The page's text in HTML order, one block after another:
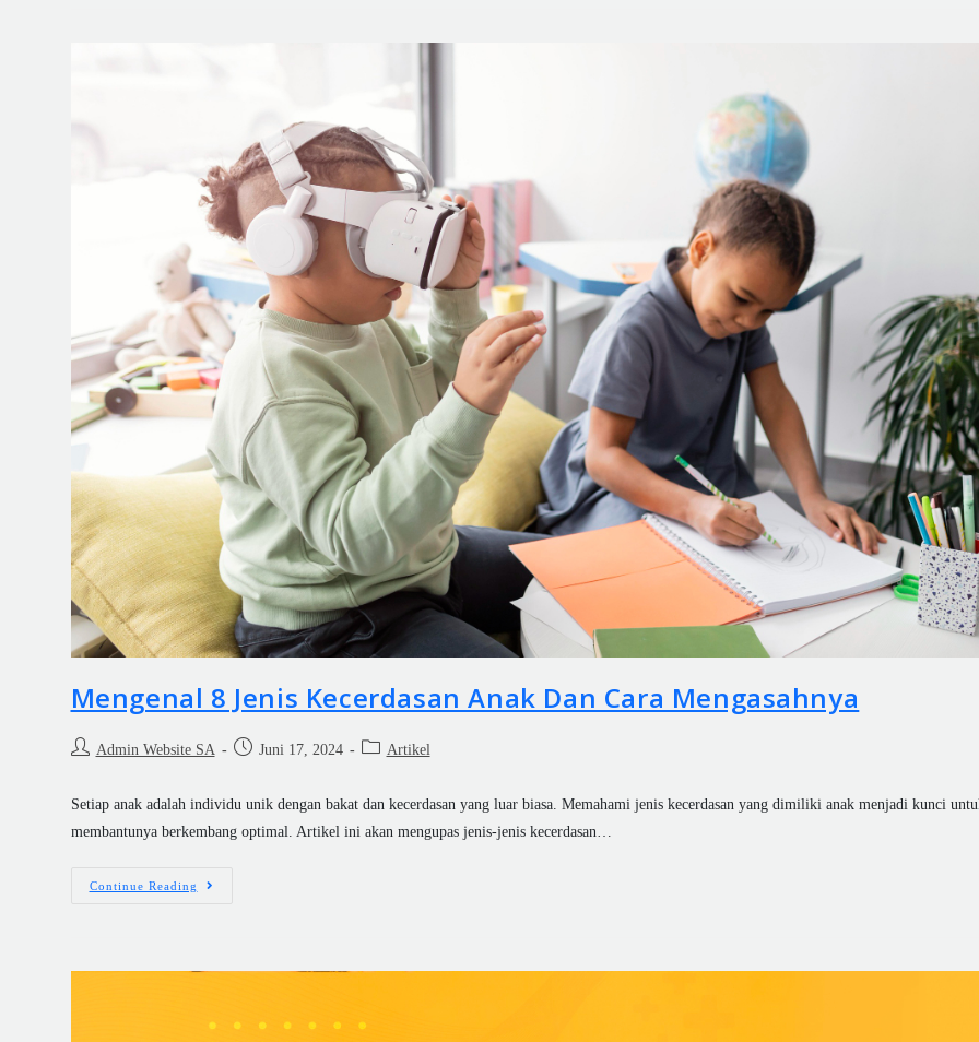
Mengenal 8 Jenis Kecerdasan Anak Dan Cara Mengasahnya
Admin Website SA Juni 17, 2024 Artikel
Setiap anak adalah individu unik dengan bakat dan kecerdasan yang luar biasa. Memahami jenis kecerdasan yang dimiliki anak menjadi kunci
membantunya berkembang optimal. Artikel ini akan mengupas jenis-jenis kecerdasan…
Continue Reading